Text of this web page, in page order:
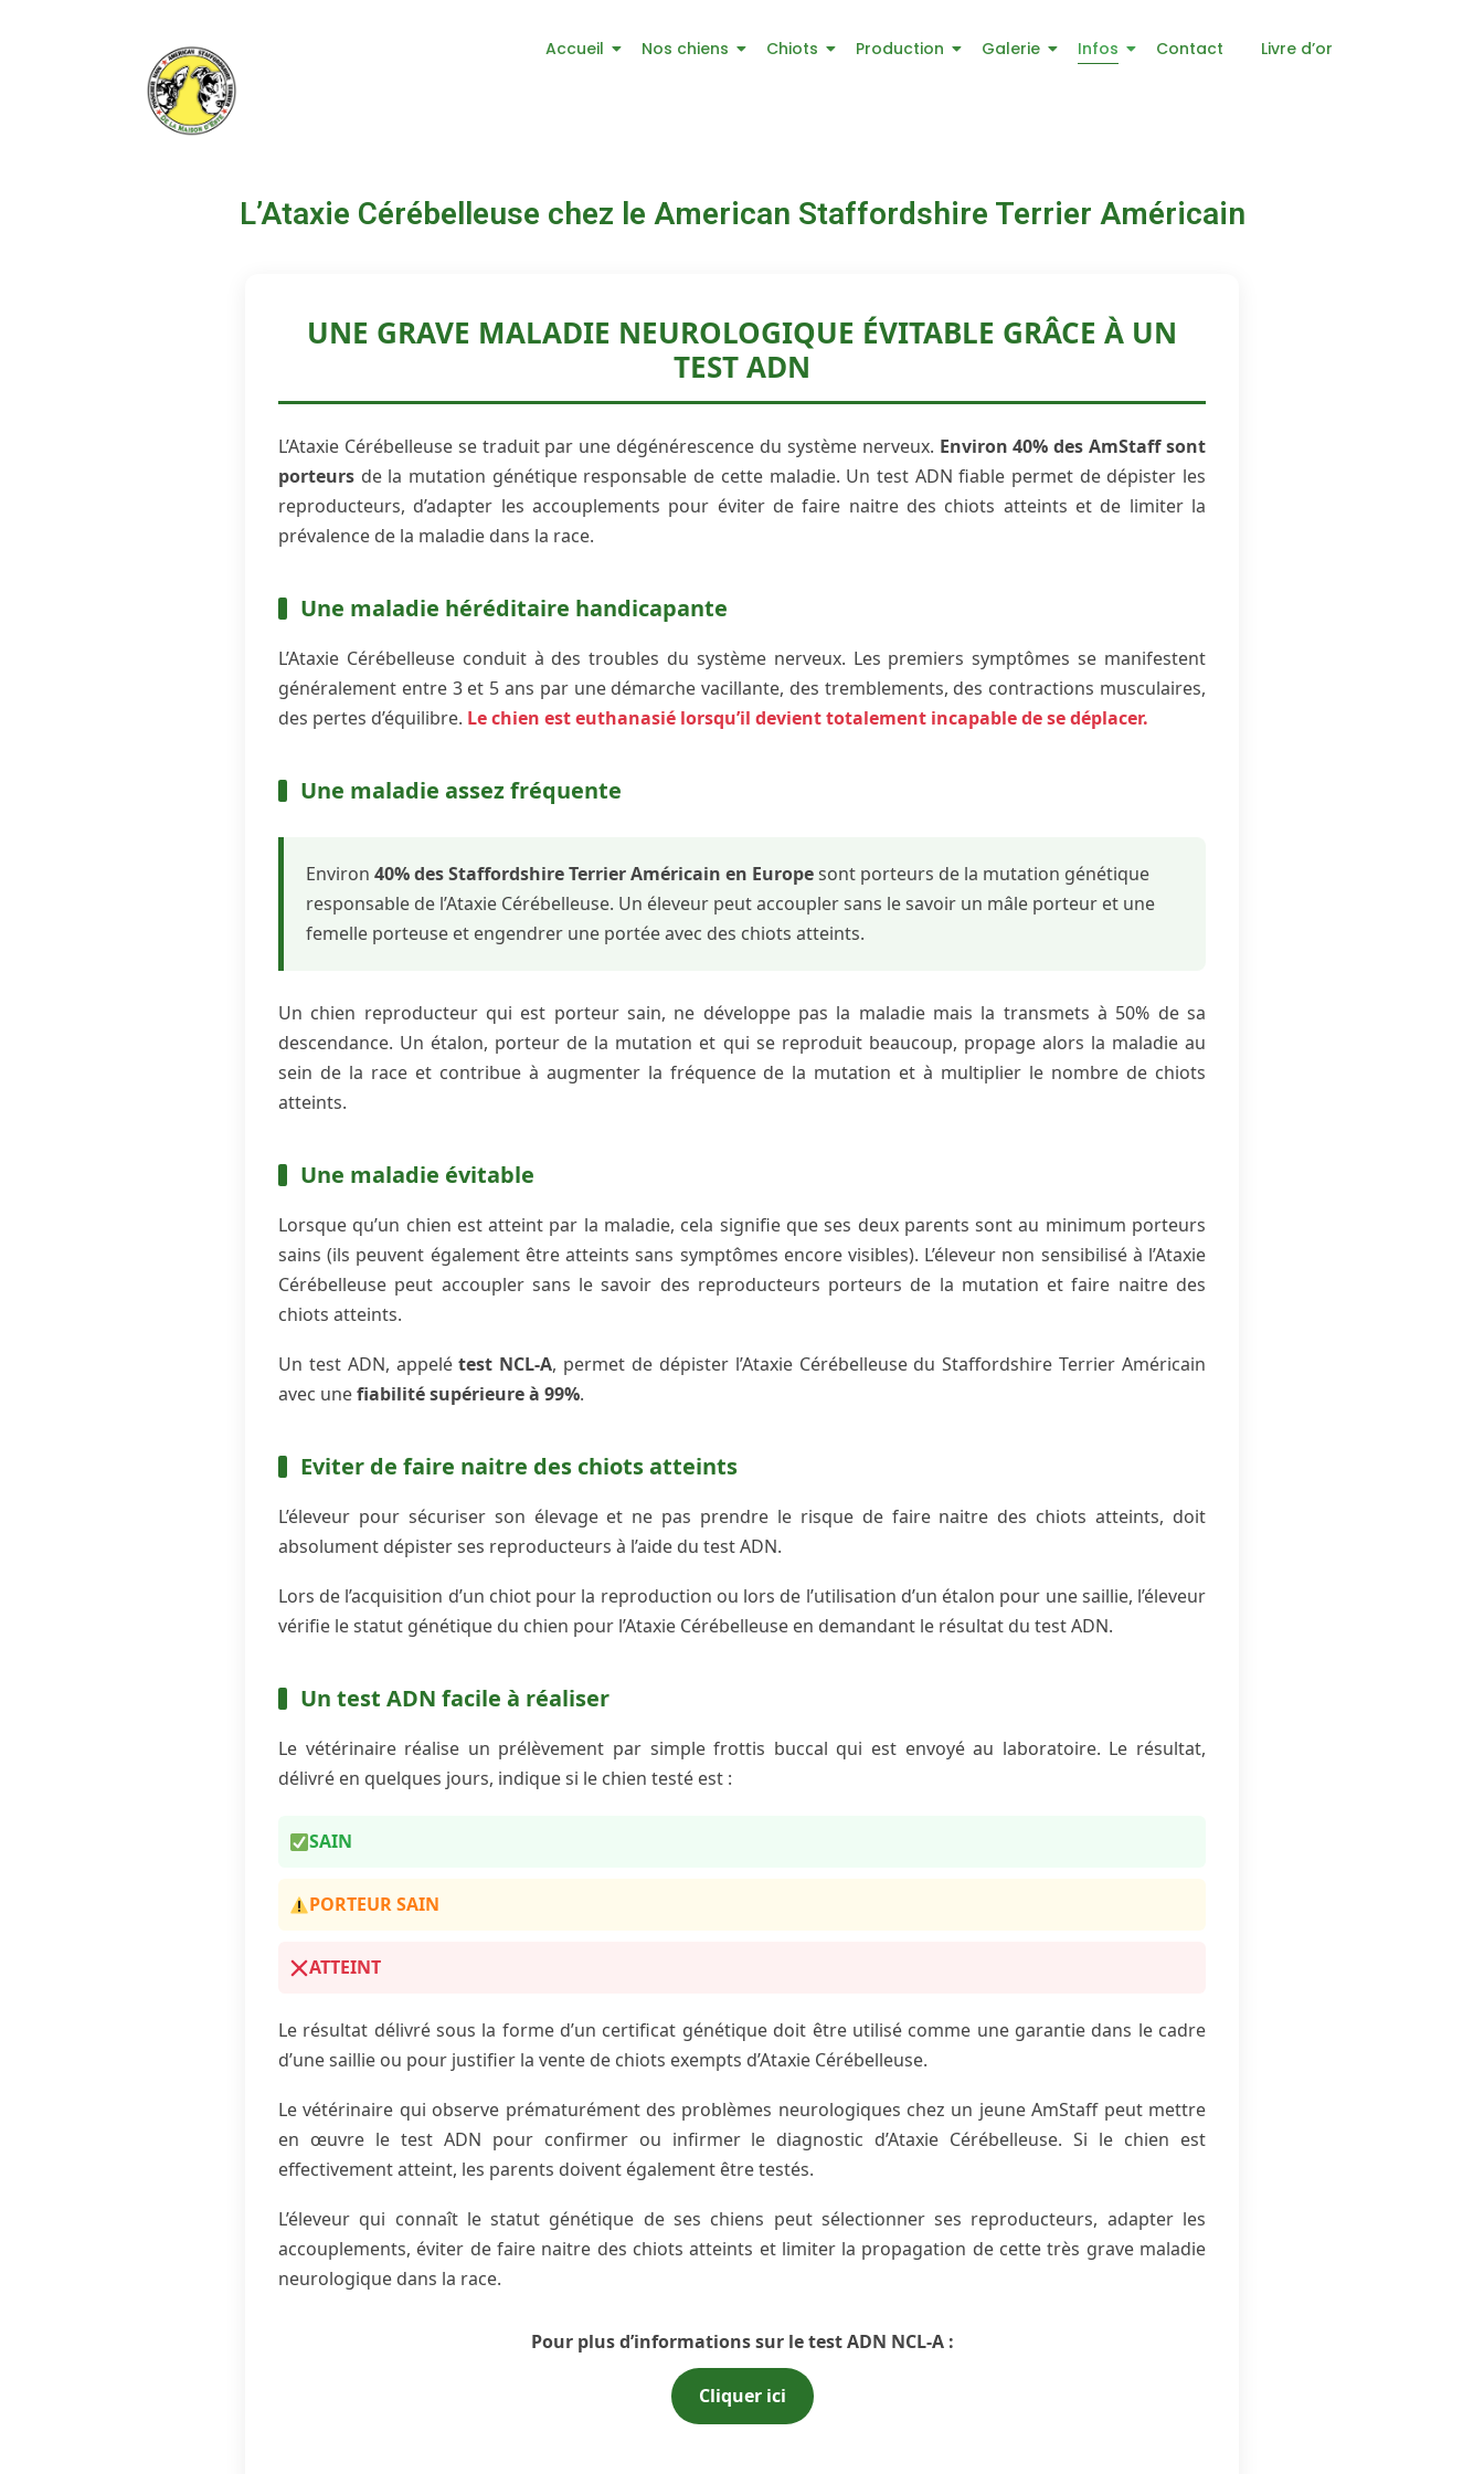
Accueil Nos chiens Chiots Production Galerie Infos Contact Livre d’or
L’Ataxie Cérébelleuse chez le American Staffordshire Terrier Américain
UNE GRAVE MALADIE NEUROLOGIQUE ÉVITABLE GRÂCE À UN
TEST ADN
L’Ataxie Cérébelleuse se traduit par une dégénérescence du système nerveux. Environ 40% des AmStaff sont
porteurs de la mutation génétique responsable de cette maladie. Un test ADN fiable permet de dépister les
reproducteurs, d’adapter les accouplements pour éviter de faire naitre des chiots atteints et de limiter la
prévalence de la maladie dans la race.
Une maladie héréditaire handicapante
L’Ataxie Cérébelleuse conduit à des troubles du système nerveux. Les premiers symptômes se manifestent
généralement entre 3 et 5 ans par une démarche vacillante, des tremblements, des contractions musculaires,
des pertes d’équilibre. Le chien est euthanasié lorsqu’il devient totalement incapable de se déplacer.
Une maladie assez fréquente
Environ 40% des Staffordshire Terrier Américain en Europesont porteurs de la mutation génétique
responsable de l’Ataxie Cérébelleuse. Un éleveur peut accoupler sans le savoir un mâle porteur et une
femelle porteuse et engendrer une portée avec des chiots atteints.
Un chien reproducteur qui est porteur sain, ne développe pas la maladie mais la transmets à 50% de sa
descendance. Un étalon, porteur de la mutation et qui se reproduit beaucoup, propage alors la maladie au
sein de la race et contribue à augmenter la fréquence de la mutation et à multiplier le nombre de chiots
atteints.
Une maladie évitable
Lorsque qu’un chien est atteint par la maladie, cela signifie que ses deux parents sont au minimum porteurs
sains (ils peuvent également être atteints sans symptômes encore visibles). L’éleveur non sensibilisé à l’Ataxie
Cérébelleuse peut accoupler sans le savoir des reproducteurs porteurs de la mutation et faire naitre des
chiots atteints.
Un test ADN, appelétest NCL-A, permet de dépister l’Ataxie Cérébelleuse du Staffordshire Terrier Américain
avec unefiabilité supérieure à 99%.
Eviter de faire naitre des chiots atteints
L’éleveur pour sécuriser son élevage et ne pas prendre le risque de faire naitre des chiots atteints, doit
absolument dépister ses reproducteurs à l’aide du test ADN.
Lors de l’acquisition d’un chiot pour la reproduction ou lors de l’utilisation d’un étalon pour une saillie, l’éleveur
vérifie le statut génétique du chien pour l’Ataxie Cérébelleuse en demandant le résultat du test ADN.
Un test ADN facile à réaliser
Le vétérinaire réalise un prélèvement par simple frottis buccal qui est envoyé au laboratoire. Le résultat,
délivré en quelques jours, indique si le chien testé est :
SAIN
PORTEUR SAIN
ATTEINT
Le résultat délivré sous la forme d’un certificat génétique doit être utilisé comme une garantie dans le cadre
d’une saillie ou pour justifier la vente de chiots exempts d’Ataxie Cérébelleuse.
Le vétérinaire qui observe prématurément des problèmes neurologiques chez un jeune AmStaff peut mettre
en œuvre le test ADN pour confirmer ou infirmer le diagnostic d’Ataxie Cérébelleuse. Si le chien est
effectivement atteint, les parents doivent également être testés.
L’éleveur qui connaît le statut génétique de ses chiens peut sélectionner ses reproducteurs, adapter les
accouplements, éviter de faire naitre des chiots atteints et limiter la propagation de cette très grave maladie
neurologique dans la race.
Pour plus d’informations sur le test ADN NCL-A :
Cliquer ici